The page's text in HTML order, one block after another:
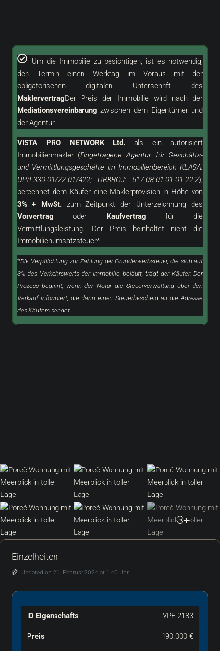
Um die Immobilie zu besichtigen, ist es notwendig,
den Termin einen Werktag im Voraus mit der
obligatorischen digitalen Unterschrift des
MaklervertragDer Preis der Immobilie wird nach der
Mediationsvereinbarung zwischen dem Eigentümer und
der Agentur.
VISTA PRO NETWORK Ltd. als einautorisiert
Immobilienmakler (Eingetragene Agentur für Geschäfts-
und Vermittlungsgeschäfte im Immobilienbereich KLASA:
UP/I-330-01/22-01/422; URBROJ: 517-08-01-01-01-22-2),
berechnet dem Käufer eine Maklerprovision in Höhe von
3% + MwSt.zum Zeitpunkt der Unterzeichnung des
Vorvertrag oder Kaufvertrag für die
Vermittlungsleistung. Der Preis beinhaltet nicht die
Immobilienumsatzsteuer*
*Die Verpflichtung zur Zahlung der Grunderwerbsteuer, die sich auf
3% des Verkehrswerts der Immobilie beläuft, trägt der Käufer. Der
Prozess beginnt, wenn der Notar die Steuerverwaltung über den
Verkauf informiert, die dann einen Steuerbescheid an die Adresse
des Käufers sendet.
3+
Einzelheiten
Updated on 21. Februar 2024 at 1:40 Uhr.
ID Eigenschafts VPF-2183
Preis 190.000 €